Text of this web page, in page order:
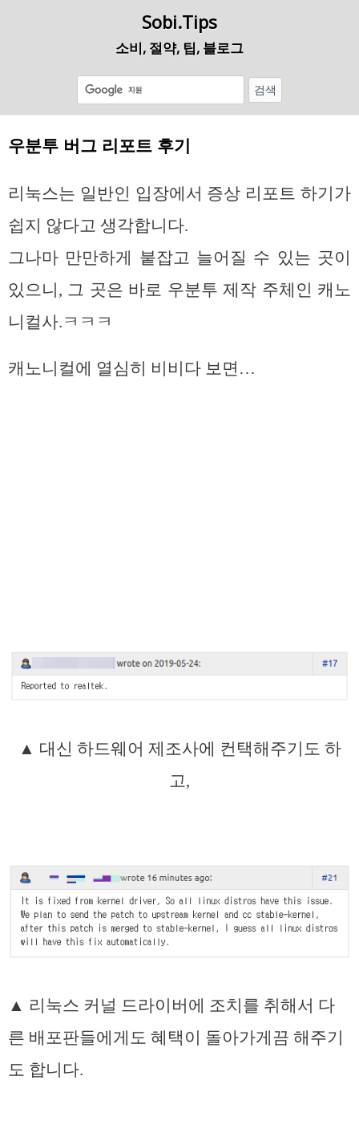
Sobi.Tips
소비, 절약, 팁, 블로그
우분투 버그 리포트 후기
리눅스는 일반인 입장에서 증상 리포트 하기가
쉽지 않다고 생각합니다.
그나마 만만하게 붙잡고 늘어질 수 있는 곳이
있으니, 그 곳은 바로 우분투 제작 주체인 캐노
니컬사.ㅋㅋㅋ
캐노니컬에 열심히 비비다 보면…
▲ 대신 하드웨어 제조사에 컨택해주기도 하
고,
▲ 리눅스 커널 드라이버에 조치를 취해서 다
른 배포판들에게도 혜택이 돌아가게끔 해주기
도 합니다.